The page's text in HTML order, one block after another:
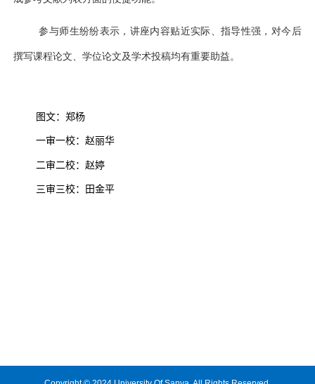
参与师生纷纷表示，讲座内容贴近实际、指导性强，对今后
撰写课程论文、学位论文及学术投稿均有重要助益。
图文：郑杨
一审一校：赵丽华
二审二校：赵婷
三审三校：田金平